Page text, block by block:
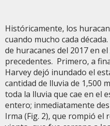
Históricamente, los
cuando mucho cada
de huracanes del 2017 en
precedentes. Primero, a
Harvey dejó inundado el
cantidad de lluvia de 1,500
toda la lluvia que cae en el
entero; inmediatamente
Irma (Fig. 2), que rompió el